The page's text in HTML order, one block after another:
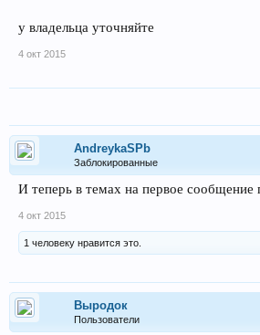
у владельца уточняйте
4 окт 2015
AndreykaSPb
Заблокированные
И теперь в темах на первое сообщение
4 окт 2015
1 человеку нравится это.
Выродок
Пользователи